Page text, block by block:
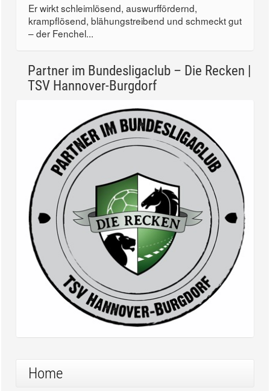
Er wirkt schleimlösend, auswurffördernd,
krampflösend, blähungstreibend und schmeckt gut
– der Fenchel...
Partner im Bundesligaclub – Die Recken |
TSV Hannover-Burgdorf
Home